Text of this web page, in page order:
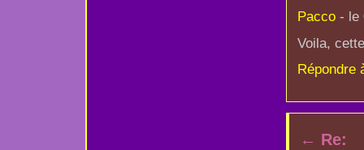
Pacco- le
Voila,
Répondre
← Re: